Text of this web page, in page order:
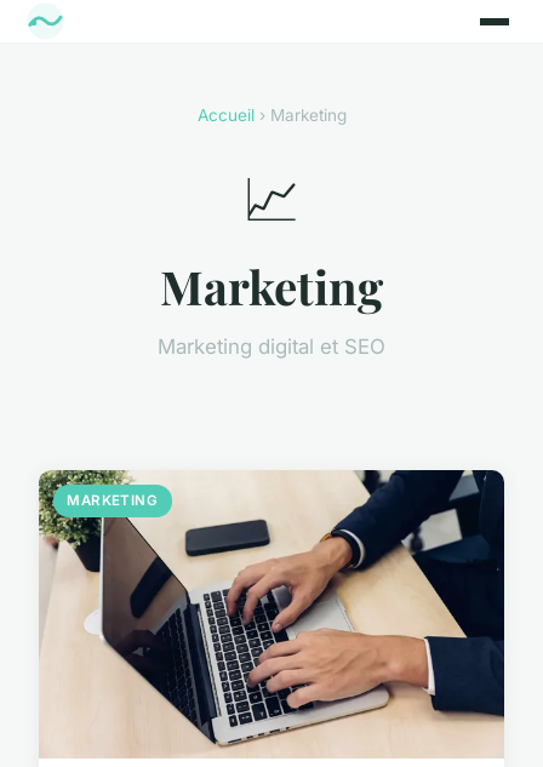
Accueil› Marketing
📈
Marketing
Marketing digital et SEO
MARKETING